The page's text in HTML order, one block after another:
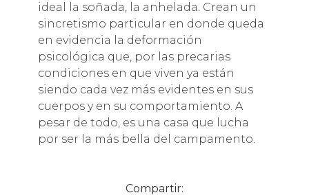
ideal la soñada, la anhelada. Crean un
sincretismo particular en donde queda
en evidencia la deformación
psicológica que, por las precarias
condiciones en que viven ya están
siendo cada vez más evidentes en sus
cuerpos y en su comportamiento. A
pesar de todo, es una casa que lucha
por ser la más bella del campamento.
Compartir: